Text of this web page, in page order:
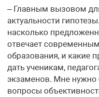
– Главным вызовом
актуальности
насколько
отвечает
образования, и какие
дать ученикам,
экзаменов. Мне нужно
вопросы